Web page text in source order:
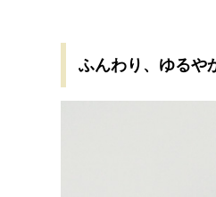
ふんわり、ゆるや